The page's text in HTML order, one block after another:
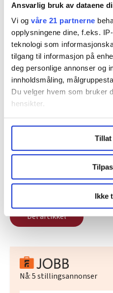
Ansvarlig bruk av dataene
Vi og våre 21 partnerne
opplysningene dine, f.eks.
teknologi som
tilgang til informasjon på
deg personlige annonser og
innholdsmåling,
Du velger hvem som bruker
hensikter.
Undermer infokan du lese
data behandles og hvordan
brukes. Du kan hele tiden
samtykke fra erklæringen
LO Medias publikasjoner
og fontene.no bruker
lære hvordan våre nettsider
relevant innhold, tilpassede
Vi deler bare informasjon om
nettstedet med LO Medias
innenfor analyse og
oversikten lengre ned på
Tillat
Ikke
forsvarer dagens
Kronikk:Nav har mer
sykmeldinger til
Denne artikkelen erover ett
nav frp Trygd
sykefravær sylvi listhaug
Del artikkel
Nå:5stillingsannonser